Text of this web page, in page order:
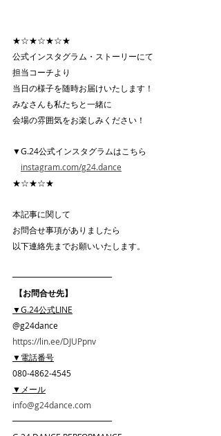
★☆★☆★☆★
公式インスタグラム・ストーリーにて
担当コーチより
当日の様子を随時お届けいたします！
みなさんも私たちと一緒に
会場の雰囲気をお楽しみください！
▼G.24公式インスタグラムはこちら
instagram.com/g24.dance
★☆★☆★
本記事に関して
お問合せ事項がありましたら
以下連絡先までお願いいたします。
━━━━━━━━━━━━
【お問合せ先】
▼G.24公式LINE
@g24dance
https://lin.ee/DJUPpnv
▼電話番号
080-4862-4545
▼メール
info@g24dance.com
━━━━━━━━━━━━